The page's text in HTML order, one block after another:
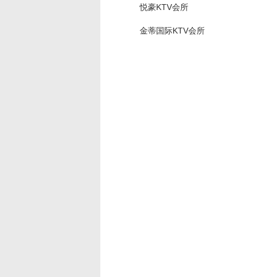
悦豪KTV会所
金蒂国际KTV会所